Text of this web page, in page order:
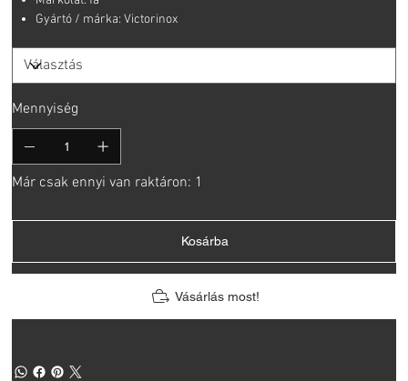
Gyártó / márka: Victorinox
Mennyiség
Már csak ennyi van raktáron: 1
Kosárba
Vásárlás most!